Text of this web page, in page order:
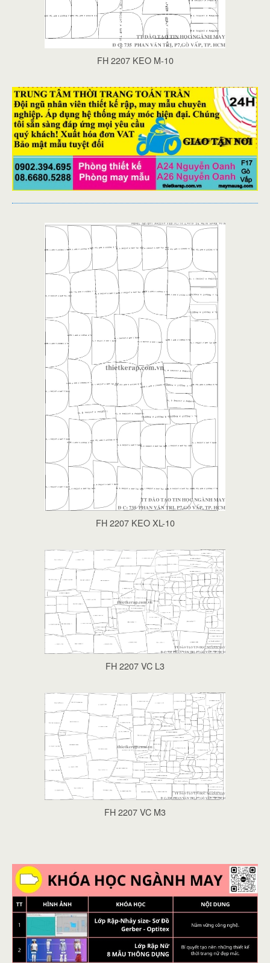
FH 2207 KEO M-10
FH 2207 KEO XL-10
FH 2207 VC L3
FH 2207 VC M3